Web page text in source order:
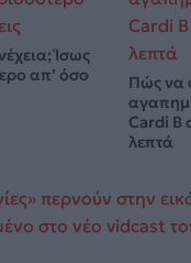
Ίσως
απ’ όσο
Πώς να
Cardi B
λεπτά